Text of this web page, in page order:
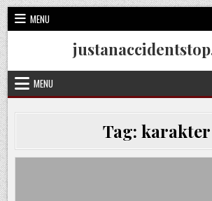
Skip
to
content
MENU
MENU
Tag: karakter